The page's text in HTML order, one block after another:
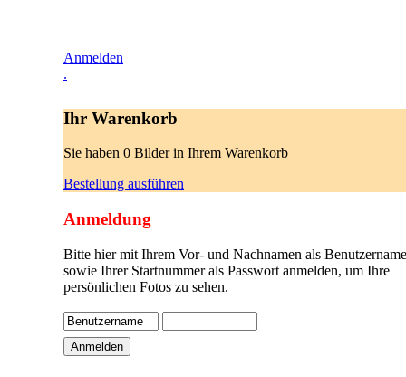
Anmelden
.
Ihr Warenkorb
Sie haben 0 Bilder in Ihrem Warenkorb
Bestellung ausführen
Anmeldung
Bitte hier mit Ihrem Vor- und Nachnamen als
sowie Ihrer Startnummer als Passwort anmelden, um Ihre
persönlichen Fotos zu sehen.